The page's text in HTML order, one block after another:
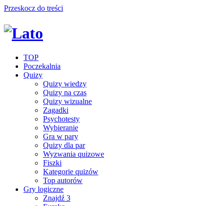
Przeskocz do treści
TOP
Poczekalnia
Quizy
Quizy wiedzy
Quizy na czas
Quizy wizualne
Zagadki
Psychotesty
Wybieranie
Gra w pary
Quizy dla par
Wyzwania quizowe
Fiszki
Kategorie quizów
Top autorów
Gry logiczne
Znajdź 3